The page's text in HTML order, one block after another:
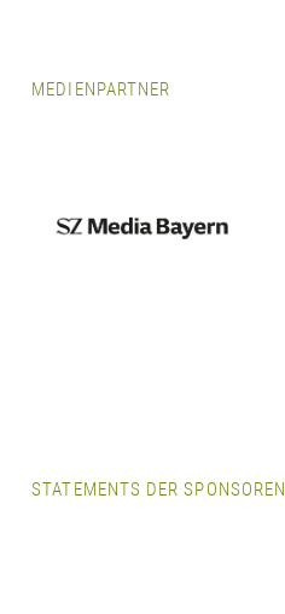
MEDIENPARTNER
STATEMENTS DER SPONSOREN